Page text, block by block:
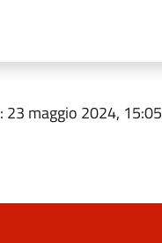
: 23 maggio 2024, 15:05